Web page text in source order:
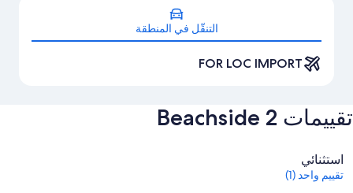
الخريطة
التنقّل في المنطقة
FOR LOC IMPORT
تقييمات ⁦Beachside 2⁩
التقييمات
استثنائي
تقييم واحد (1)